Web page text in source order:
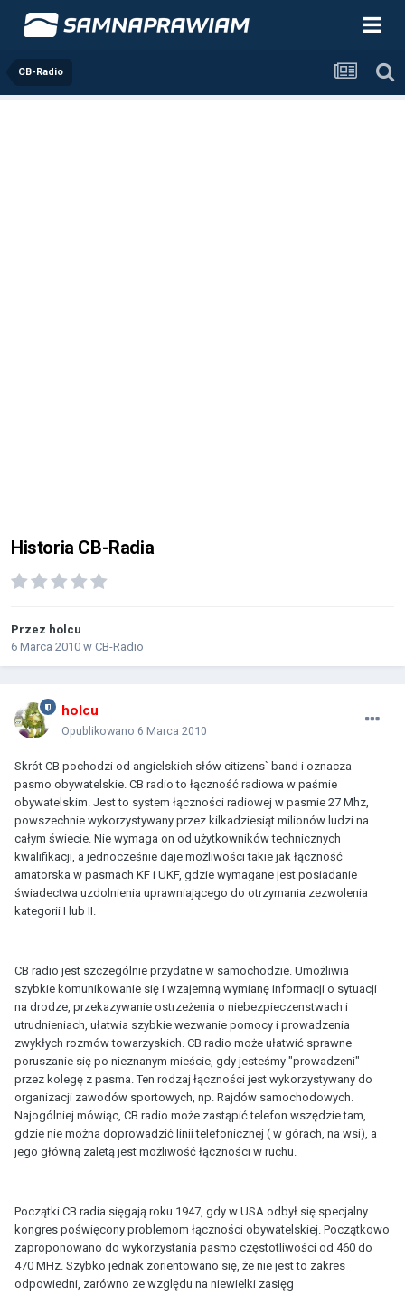
CB-Radio
Historia CB-Radia
Przez holcu
6 Marca 2010 w CB-Radio
holcu
Opublikowano 6 Marca 2010
Skrót CB pochodzi od angielskich słów citizens` band i oznacza
pasmo obywatelskie. CB radio to łączność radiowa w paśmie
obywatelskim. Jest to system łączności radiowej w pasmie 27 Mhz,
powszechnie wykorzystywany przez kilkadziesiąt milionów ludzi na
całym świecie. Nie wymaga on od użytkowników technicznych
kwalifikacji, a jednocześnie daje możliwości takie jak łączność
amatorska w pasmach KF i UKF, gdzie wymagane jest posiadanie
świadectwa uzdolnienia uprawniającego do otrzymania zezwolenia
kategorii I lub II.
CB radio jest szczególnie przydatne w samochodzie. Umożliwia
szybkie komunikowanie się i wzajemną wymianę informacji o sytuacji
na drodze, przekazywanie ostrzeżenia o niebezpieczenstwach i
utrudnieniach, ułatwia szybkie wezwanie pomocy i prowadzenia
zwykłych rozmów towarzyskich. CB radio może ułatwić sprawne
poruszanie się po nieznanym mieście, gdy jesteśmy "prowadzeni"
przez kolegę z pasma. Ten rodzaj łączności jest wykorzystywany do
organizacji zawodów sportowych, np. Rajdów samochodowych.
Najogólniej mówiąc, CB radio może zastąpić telefon wszędzie tam,
gdzie nie można doprowadzić linii telefonicznej ( w górach, na wsi), a
jego główną zaletą jest możliwość łączności w ruchu.
Początki CB radia sięgają roku 1947, gdy w USA odbył się specjalny
kongres poświęcony problemom łączności obywatelskiej. Początkowo
zaproponowano do wykorzystania pasmo częstotliwości od 460 do
470 MHz. Szybko jednak zorientowano się, że nie jest to zakres
odpowiedni, zarówno ze względu na niewielki zasięg